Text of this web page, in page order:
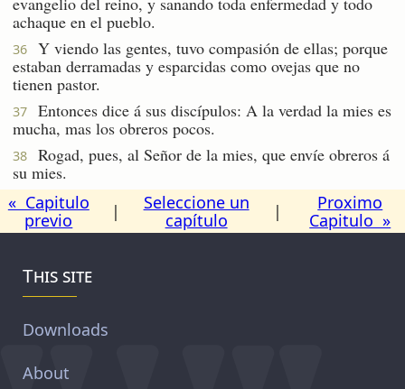
achaque en el pueblo.
36
Y viendo las gentes, tuvo compasión de ellas; porque
estaban derramadas y esparcidas como ovejas que no
tienen pastor.
37
Entonces dice á sus discípulos: A la verdad la mies es
mucha, mas los obreros pocos.
38
Rogad, pues, al Señor de la mies, que envíe obreros á
su mies.
« Capitulo
previo
|
Seleccione un
capítulo
|
Proximo
Capitulo »
This site
Downloads
About